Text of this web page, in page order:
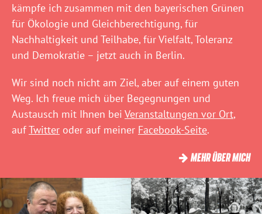
kämpfe ich zusammen mit den bayerischen Grünen
für Ökologie und Gleichberechtigung, für
Nachhaltigkeit und Teilhabe, für Vielfalt, Toleranz
und Demokratie – jetzt auch in Berlin.
Wir sind noch nicht am Ziel, aber auf einem guten
Weg. Ich freue mich über Begegnungen und
Austausch mit Ihnen bei Veranstaltungen vor Ort,
aufTwitter oder auf meiner Facebook-Seite.
MEHR ÜBER MICH